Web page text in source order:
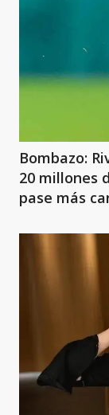
Bombazo:
20 millones
pase más